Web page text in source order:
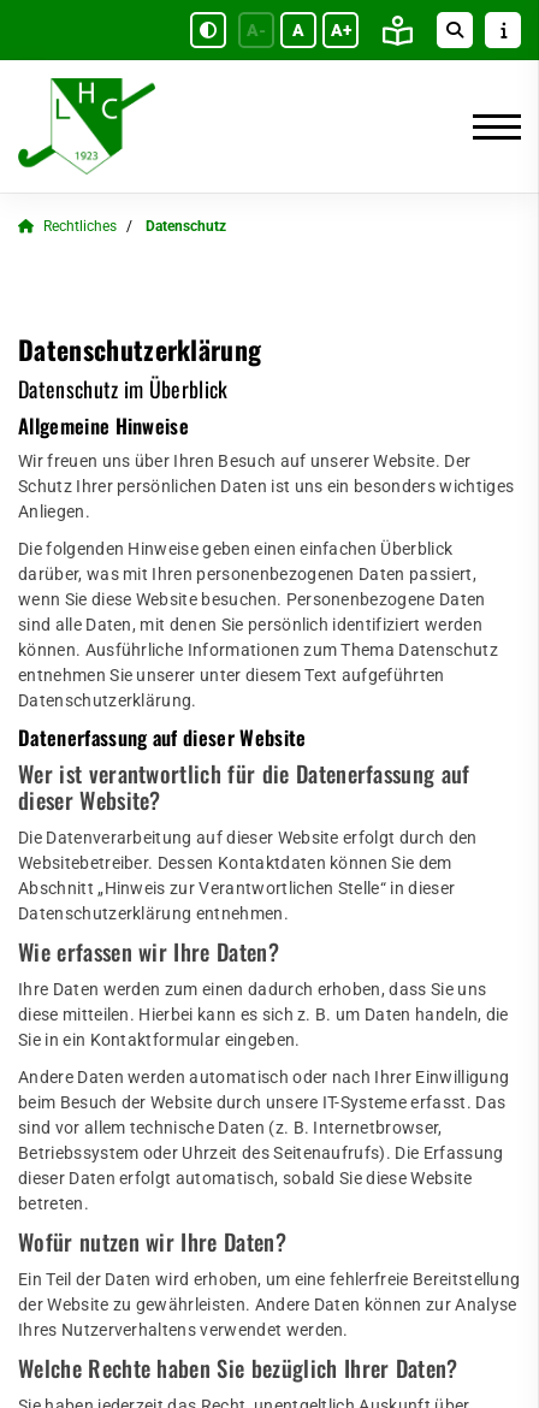
A- A A+
Rechtliches Datenschutz
Datenschutzerklärung
Datenschutz im Überblick
Allgemeine Hinweise
Wir freuen uns über Ihren Besuch auf unserer Website. Der
Schutz Ihrer persönlichen Daten ist uns ein besonders wichtiges
Anliegen.
Die folgenden Hinweise geben einen einfachen Überblick
darüber, was mit Ihren personenbezogenen Daten passiert,
wenn Sie diese Website besuchen. Personenbezogene Daten
sind alle Daten, mit denen Sie persönlich identifiziert werden
können. Ausführliche Informationen zum Thema Datenschutz
entnehmen Sie unserer unter diesem Text aufgeführten
Datenschutzerklärung.
Datenerfassung auf dieser Website
Wer ist verantwortlich für die Datenerfassung auf
dieser Website?
Die Datenverarbeitung auf dieser Website erfolgt durch den
Websitebetreiber. Dessen Kontaktdaten können Sie dem
Abschnitt „Hinweis zur Verantwortlichen Stelle“ in dieser
Datenschutzerklärung entnehmen.
Wie erfassen wir Ihre Daten?
Ihre Daten werden zum einen dadurch erhoben, dass Sie uns
diese mitteilen. Hierbei kann es sich z. B. um Daten handeln, die
Sie in ein Kontaktformular eingeben.
Andere Daten werden automatisch oder nach Ihrer Einwilligung
beim Besuch der Website durch unsere IT-Systeme erfasst. Das
sind vor allem technische Daten (z. B. Internetbrowser,
Betriebssystem oder Uhrzeit des Seitenaufrufs). Die Erfassung
dieser Daten erfolgt automatisch, sobald Sie diese Website
betreten.
Wofür nutzen wir Ihre Daten?
Ein Teil der Daten wird erhoben, um eine fehlerfreie Bereitstellung
der Website zu gewährleisten. Andere Daten können zur Analyse
Ihres Nutzerverhaltens verwendet werden.
Welche Rechte haben Sie bezüglich Ihrer Daten?